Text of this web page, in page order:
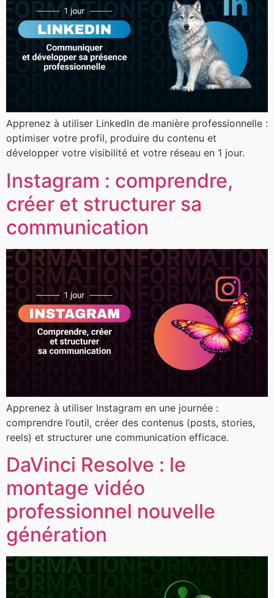
Apprenez à utiliser LinkedIn de manière professionnelle :
optimiser votre profil, produire du contenu et
développer votre visibilité et votre réseau en 1 jour.
Instagram : comprendre,
créer et structurer sa
communication
Apprenez à utiliser Instagram en une journée :
comprendre l’outil, créer des contenus (posts, stories,
reels) et structurer une communication efficace.
DaVinci Resolve : le
montage vidéo
professionnel nouvelle
génération